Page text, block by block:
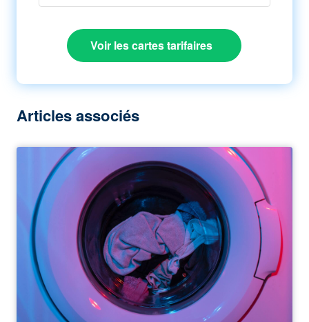
Voir les cartes tarifaires
Articles associés